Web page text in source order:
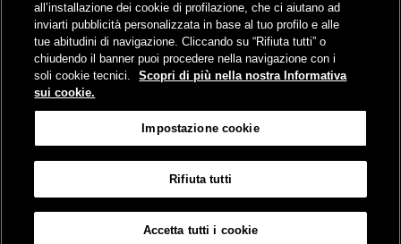
SUD ITALIA E ISOLE
Invio manifestazioni di interesse
Opportunità di locazione commerciale
Impostazione cookie
all’installazione dei cookie di profilazione, che ci aiutano ad
inviarti pubblicità personalizzata in base al tuo profilo e alle
tue abitudini di navigazione. Cliccando su “Rifiuta tutti” o
chiudendo il banner puoi procedere nella navigazione con i
soli cookie tecnici.
Scopri di più nella nostra Informativa
sui cookie.
Impostazione cookie
Rifiuta tutti
Accetta tutti i cookie